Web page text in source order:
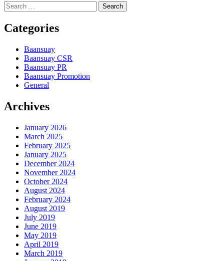
Search
for:
Categories
Baansuay
Baansuay CSR
Baansuay PR
Baansuay Promotion
General
Archives
January 2026
March 2025
February 2025
January 2025
December 2024
November 2024
October 2024
August 2024
February 2024
August 2019
July 2019
June 2019
May 2019
April 2019
March 2019